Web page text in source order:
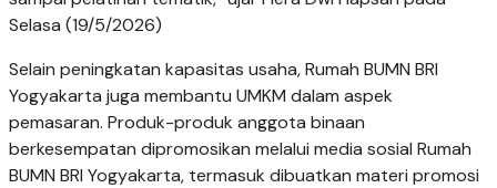
Selasa (19/5/2026)
Selain peningkatan kapasitas usaha, Rumah BUMN BRI
Yogyakarta juga membantu UMKM dalam aspek
pemasaran. Produk-produk anggota binaan
berkesempatan dipromosikan melalui media sosial Rumah
BUMN BRI Yogyakarta, termasuk dibuatkan materi promosi